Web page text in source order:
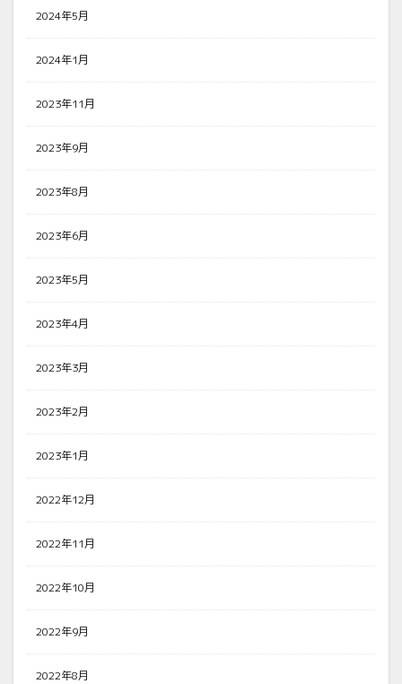
2024年5月
2024年1月
2023年11月
2023年9月
2023年8月
2023年6月
2023年5月
2023年4月
2023年3月
2023年2月
2023年1月
2022年12月
2022年11月
2022年10月
2022年9月
2022年8月